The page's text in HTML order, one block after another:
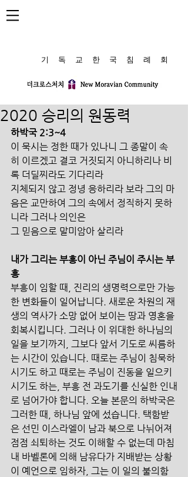
​기 독 교 한 국 침 례 회
2020 승리의 원동력
하박국 2:3~4
이 묵시는 정한 때가 있나니 그 종말이 속
히 이르겠고 결코 거짓되지 아니하리나 비
록 더딜찌라도 기다리라
지체되지 않고 정녕 응하리라 보라 그의 마
음은 교만하여 그의 속에서 정직하지 못하
니라 그러나 의인은
그 믿음으로 말미암아 살리라
내가 그리는 부흥이 아닌 주님이 주시는 부
흥
부흥이 임할 때, 진리의 생명력으로만 가능
한 변화들이 일어납니다. 새로운 차원의 재
생의 역사가 소망 없어 보이는 땅과 영혼을
회복시킵니다. 그러나 이 위대한 하나님의
일을 보기까지, 그보다 앞서 기도로 씨름하
는 시간이 있습니다. 때로는 주님이 침묵하
시기도 하고 때로는 주님이 진동을 일으키
시기도 하는, 부흥 전 과도기를 신실한 인내
로 넘어가야 합니다. 오늘 본문의 하박국은
그러한 때, 하나님 앞에 섰습니다. 택함받
은 선민 이스라엘이 남과 북으로 나뉘어져
점점 쇠퇴하는 것도 이해할 수 없는데 마침
내 바벨론에 의해 남유다가 지배받는 상황
이 예언으로 임하자, 그는 이 일의 불의함